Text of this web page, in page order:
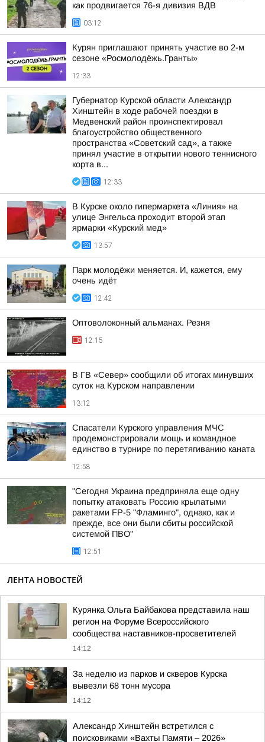
как продвигается 76-я дивизия ВДВ
03:12
Курян приглашают принять участие во 2-м
сезоне «Росмолодёжь.Гранты»
12:33
Губернатор Курской области Александр
Хинштейн в ходе рабочей поездки в
Медвенский район проинспектировал
благоустройство общественного
пространства «Советский сад», а также
принял участие в открытии нового теннисного
корта в...
12:33
В Курске около гипермаркета «Линия» на
улице Энгельса проходит второй этап
ярмарки «Курский мед»
13:57
Парк молодёжи меняется. И, кажется, ему
очень идёт
12:42
Оптоволоконный альманах. Резня
12:15
В ГВ «Север» сообщили об итогах минувших
суток на Курском направлении
13:12
Спасатели Курского управления МЧС
продемонстрировали мощь и командное
единство в турнире по перетягиванию каната
12:58
"Сегодня Украина предприняла еще одну
попытку атаковать Россию крылатыми
ракетами FP-5 "Фламинго", однако, как и
прежде, все они были сбиты российской
системой ПВО"
12:51
ЛЕНТА НОВОСТЕЙ
Курянка Ольга Байбакова представила наш
регион на Форуме Всероссийского
сообщества наставников-просветителей
14:12
За неделю из парков и скверов Курска
вывезли 68 тонн мусора
14:12
Александр Хинштейн встретился с
поисковиками «Вахты Памяти – 2026»